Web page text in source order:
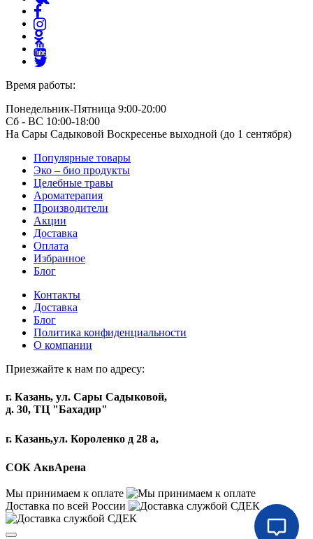
Время работы:
Понедельник-Пятница 9:00-20:00
Сб - ВС 10:00-18:00
На Сары Садыковой Воскресенье выходной (до 1 сентября)
Популярные товары
Эко – био продукты
Целебные травы
Ароматерапия
Производители
Акции
Доставка
Оплата
Избранное
Блог
Контакты
Доставка
Блог
Политика конфиденциальности
О компании
Приезжайте к нам по адресу:
г. Казань, ул. Сары Садыковой,
д. 30, ТЦ "Бахадир"
г. Казань,ул. Короленко д 28 а,
СОК АквАрена
Мы принимаем к оплате
Доставка по всей России